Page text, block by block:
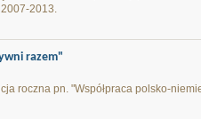
2013.
razem"
roczna pn. "Współpraca polsko-